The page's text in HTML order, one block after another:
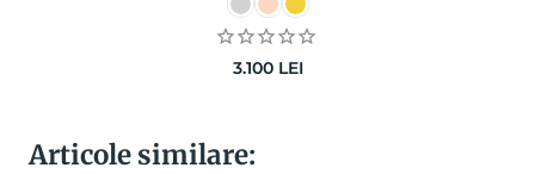
3.100 LEI
Articole similare: